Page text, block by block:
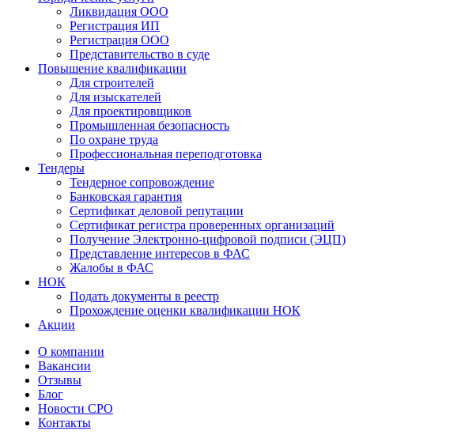
Ликвидация ООО
Регистрация ИП
Регистрация ООО
Представительство в суде
Повышение квалификации
Для строителей
Для изыскателей
Для проектировщиков
Промышленная безопасность
По охране труда
Профессиональная переподготовка
Тендеры
Тендерное сопровождение
Банковская гарантия
Сертификат деловой репутации
Сертификат регистра проверенных организаций
Получение Электронно-цифровой подписи (ЭЦП)
Представление интересов в ФАС
Жалобы в ФАС
НОК
Подать документы в реестр
Прохождение оценки квалификации НОК
Акции
О компании
Вакансии
Отзывы
Блог
Новости СРО
Контакты